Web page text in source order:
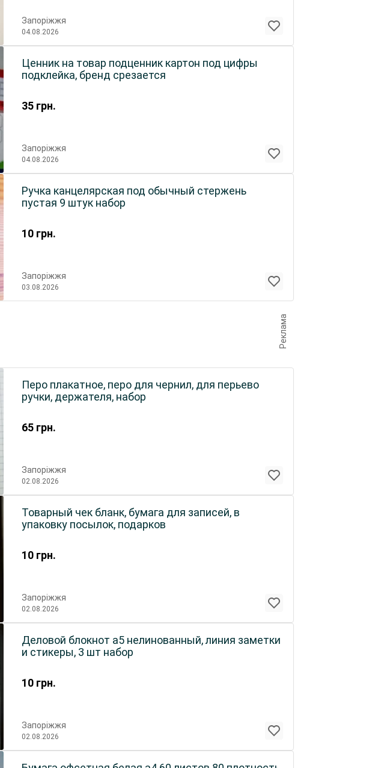
Запоріжжя
04.08.2026
35 грн.
Ценник на товар подценник картон под цифры
подклейка, бренд срезается
Запоріжжя
04.08.2026
10 грн.
Ручка канцелярская под обычный стержень
пустая 9 штук набор
Запоріжжя
03.08.2026
Реклама
65 грн.
Перо плакатное, перо для чернил, для перьево
ручки, держателя, набор
Запоріжжя
02.08.2026
10 грн.
Товарный чек бланк, бумага для записей, в
упаковку посылок, подарков
Запоріжжя
02.08.2026
10 грн.
Деловой блокнот а5 нелинованный, линия заметки
и стикеры, 3 шт набор
Запоріжжя
02.08.2026